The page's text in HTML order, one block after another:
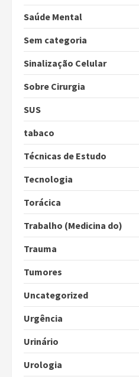
Saúde Mental
Sem categoria
Sinalização Celular
Sobre Cirurgia
SUS
tabaco
Técnicas de Estudo
Tecnologia
Torácica
Trabalho (Medicina do)
Trauma
Tumores
Uncategorized
Urgência
Urinário
Urologia